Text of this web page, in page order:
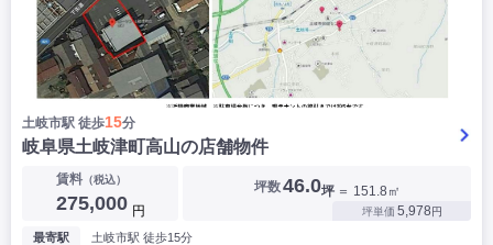
土岐市駅 徒歩15分
岐阜県土岐津町高山の店舗物件
賃料（税込）
275,000 円
坪数46.0坪 ＝ 151.8㎡
坪単価 5,978円
最寄駅
土岐市駅 徒歩15分